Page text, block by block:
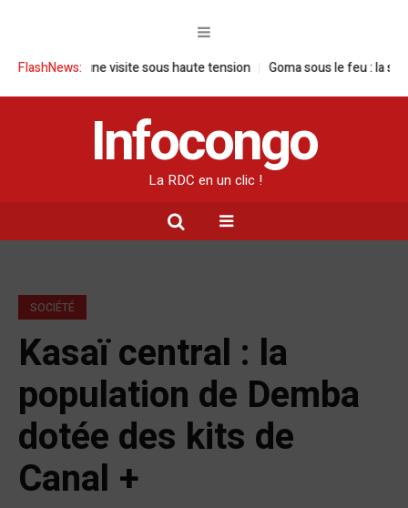
FlashNews:
: une visite sous haute tension Goma sous le feu : la situation
Infocongo
La RDC en un clic !
SOCIÉTÉ
Kasaï central : la
population de Demba
dotée des kits de
Canal +